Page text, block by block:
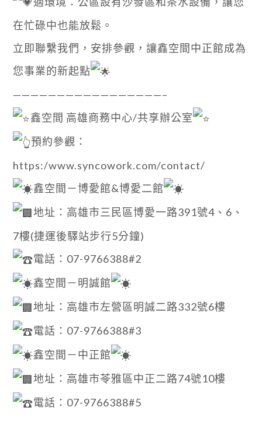
在忙碌中也能放鬆。
立即聯繫我們，安排參觀，讓鑫空間中正館成為
您事業的新起點
—————————————————–
鑫空間 高雄商務中心/共享辦公室
預約參觀：
https:/www.syncowork.com/contact/
鑫空間－博愛館&博愛二館
地址：高雄市三民區博愛一路391號4、6、
7樓(捷運後驛站步行5分鐘)
電話：07-9766388#2
鑫空間－明誠館
地址：高雄市左營區明誠二路332號6樓
電話：07-9766388#3
鑫空間－中正館
地址：高雄市苓雅區中正二路74號10樓
電話：07-9766388#5